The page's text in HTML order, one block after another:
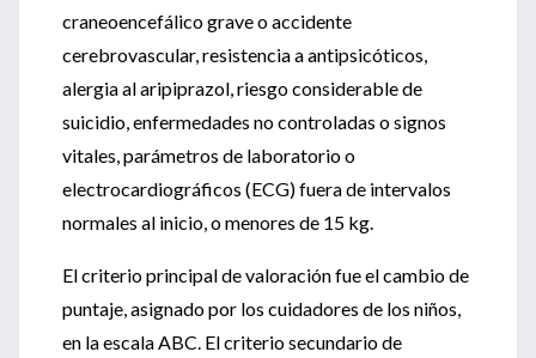
craneoencefálico grave o accidente
cerebrovascular, resistencia a antipsicóticos,
alergia al aripiprazol, riesgo considerable de
suicidio, enfermedades no controladas o signos
vitales, parámetros de laboratorio o
electrocardiográficos (ECG) fuera de intervalos
normales al inicio, o menores de 15 kg.
El criterio principal de valoración fue el cambio de
puntaje, asignado por los cuidadores de los niños,
en la escala ABC. El criterio secundario de